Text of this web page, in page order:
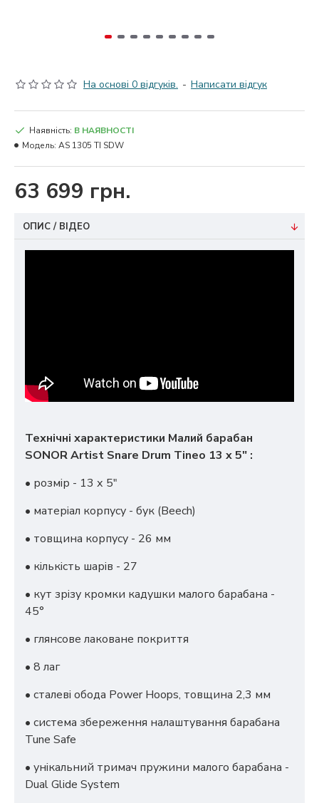
На основі 0 відгуків. - Написати відгук
63 699 грн.
Наявність: В НАЯВНОСТІ
Модель: AS 1305 TI SDW
ОПИС / ВІДЕО
Технічні характеристики Малий барабан
SONOR Artist Snare Drum Tineo 13 x 5" :
• розмір - 13 х 5"
• матеріал корпусу - бук (Beech)
• товщина корпусу - 26 мм
• кількість шарів - 27
• кут зрізу кромки кадушки малого барабана -
45°
• глянсове лаковане покриття
• 8 лаг
• сталеві обода Power Hoops, товщина 2,3 мм
• система збереження налаштування барабана
Tune Safe
• унікальний тримач пружини малого барабана -
Dual Glide System